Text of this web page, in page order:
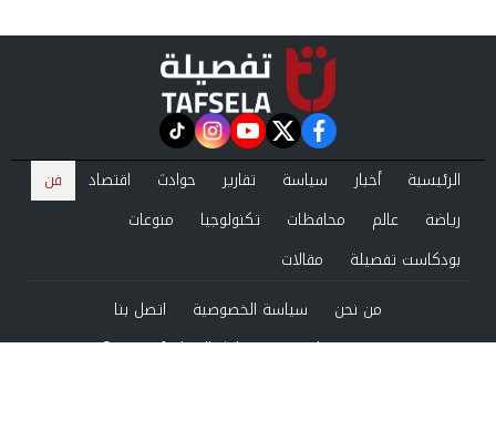
facebook
twitter
youtube
instagram
tiktok
الرئيسية أخبار سياسة تقارير حوادث اقتصاد
فن
رياضة
عالم محافظات تكنولوجيا
منوعات
بودكاست تفصيلة
مقالات
من نحن
سياسة الخصوصية اتصل بنا
©2024 tafsela All Rights Reserved.